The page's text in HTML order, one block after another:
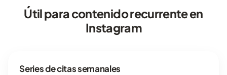
Útil para contenido recurrente en
Instagram
Series de citas semanales